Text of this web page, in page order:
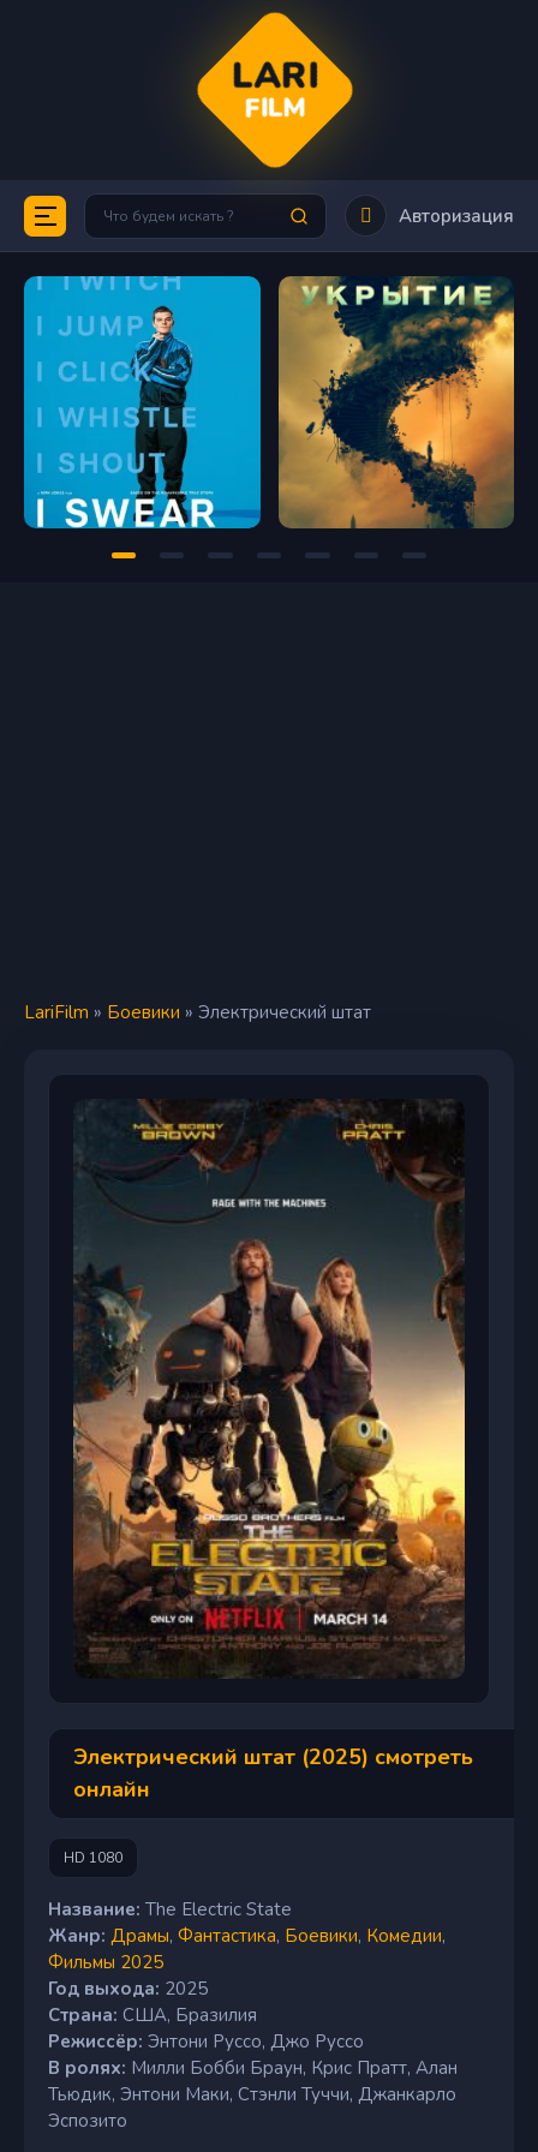
LARI
FILM
Авторизация
LariFilm » Боевики » Электрический штат
Электрический штат (2025) смотреть
онлайн
HD 1080
Название: The Electric State
Жанр: Драмы, Фантастика, Боевики, Комедии,
Фильмы 2025
Год выхода: 2025
Страна: США, Бразилия
Режиссёр: Энтони Руссо, Джо Руссо
В ролях: Милли Бобби Браун, Крис Пратт, Алан
Тьюдик, Энтони Маки, Стэнли Туччи, Джанкарло
Эспозито